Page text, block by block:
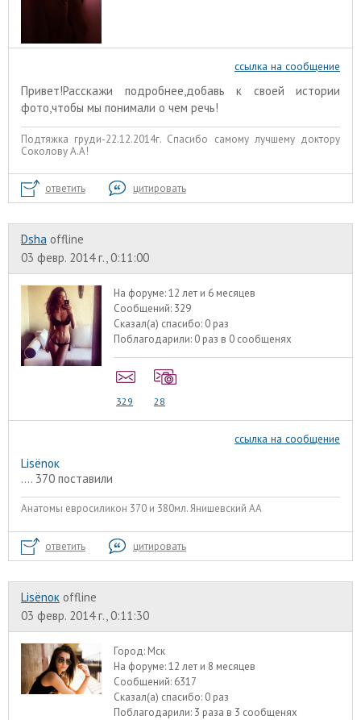
ссылка на сообщение
Привет!Расскажи подробнее,добавь к своей истории
фото,чтобы мы понимали о чем речь!
Подтяжка груди-22.12.2014г. Спасибо самому лучшему доктору
Соколову А.А!
ответить цитировать
Dsha offline
03 февр. 2014 г., 0:11:00
На форуме:12 лет и 6 месяцев
Сообщений: 329
Сказал(а) спасибо: 0 раз
Поблагодарили: 0 раз в 0 сообщенях
329 28
ссылка на сообщение
Lisёnок
.... 370 поставили
Анатомы евроcиликон 370 и 380мл. Янишевский АА
ответить цитировать
Lisёnок offline
03 февр. 2014 г., 0:11:30
Город: Мск
На форуме:12 лет и 8 месяцев
Сообщений: 6317
Сказал(а) спасибо: 0 раз
Поблагодарили: 3 раза в 3 сообщенях